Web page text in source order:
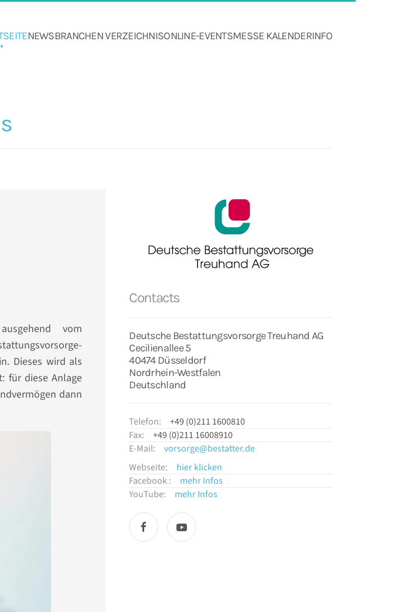
NEWSBRANCHEN VERZEICHNISONLINE-EVENTSMESSE KALENDERINFO
vom
Dieses wird als
für diese Anlage
dann
Contacts
Deutsche Bestattungsvorsorge Treuhand AG
Cecilienallee 5
40474 Düsseldorf
Nordrhein-Westfalen
Deutschland
Telefon:
+49 (0)211 1600810
Fax:
+49 (0)211 16008910
E-Mail:
vorsorge@bestatter.de
Webseite:
hier klicken
Facebook :
mehr Infos
YouTube:
mehr Infos